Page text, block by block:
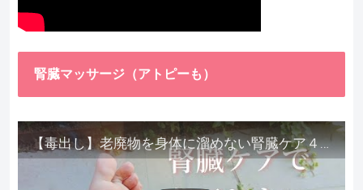
腎臓マッサージ（アトピーも）
【毒出し】老廃物を身体に溜めない腎臓ケア４種をご紹介します。